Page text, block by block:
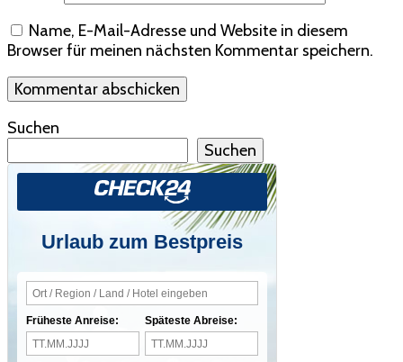
Name, E-Mail-Adresse und Website in diesem
Browser für meinen nächsten Kommentar speichern.
Suchen
Suchen
Urlaub zum Bestpreis
Früheste Anreise: Späteste Abreise: